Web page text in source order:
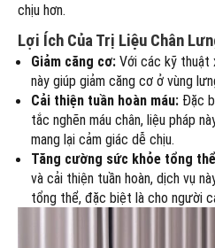
chịu hơn.
Lợi Ích Của Trị Liệu Chân
Giảm căng cơ: Với các kỹ thuật
này giúp giảm căng cơ ở vùng
Cải thiện tuần hoàn máu: Đặc
tắc nghẽn máu chân, liệu pháp
mang lại cảm giác dễ chịu.
Tăng cường sức khỏe tổng
và cải thiện tuần hoàn, dịch vụ
tổng thể, đặc biệt là cho người